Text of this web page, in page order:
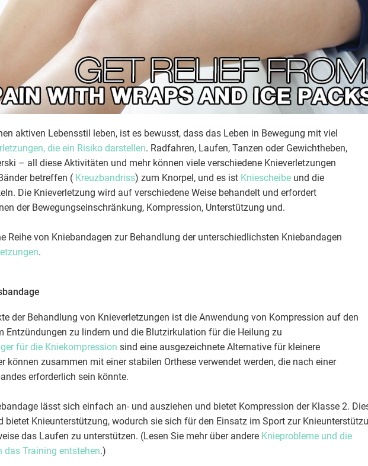
aktiven Lebensstil leben, ist es bewusst, dass das Leben in Bewegung mit viel
die ein Risiko darstellen. Radfahren, Laufen, Tanzen oder Gewichtheben,
– all diese Aktivitäten und mehr können viele verschiedene Knieverletzungen
betreffen ( Kreuzbandriss) zum Knorpel, und es ist Kniescheibe und die
Die Knieverletzung wird auf verschiedene Weise behandelt und erfordert
der Bewegungseinschränkung, Kompression, Unterstützung und.
Reihe von Kniebandagen zur Behandlung der unterschiedlichsten Kniebandagen
.
der Behandlung von Knieverletzungen ist die Anwendung von Kompression auf den
Entzündungen zu lindern und die Blutzirkulation für die Heilung zu
für die Kniekompression sind eine ausgezeichnete Alternative für kleinere
können zusammen mit einer stabilen Orthese verwendet werden, die nach einer
erforderlich sein könnte.
lässt sich einfach an- und ausziehen und bietet Kompression der Klasse 2.
bietet Knieunterstützung, wodurch sie sich für den Einsatz im Sport zur
das Laufen zu unterstützen. (Lesen Sie mehr über andere Knieprobleme und die
das Training entstehen.)